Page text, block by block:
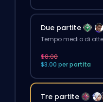
Due partite
Tempo medio di
$8.00
$3.00 per partita
Tre partite